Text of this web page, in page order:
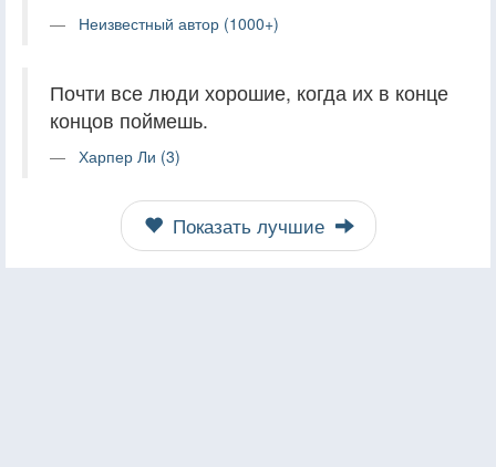
Неизвестный автор (1000+)
Почти все люди хорошие, когда их в конце
концов поймешь.
Харпер Ли (3)
Показать лучшие